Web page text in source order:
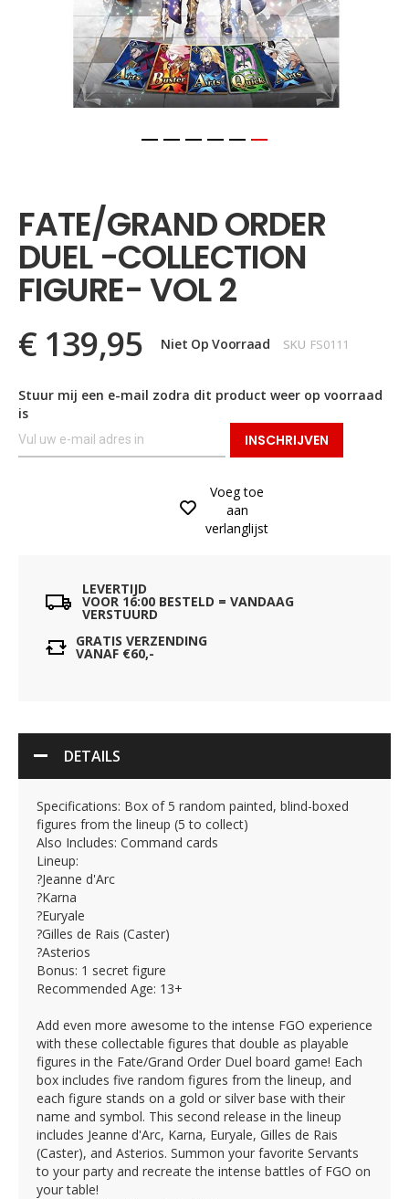
begin
van
de
afbeeldingen-
gallerij
FATE/GRAND ORDER
DUEL -COLLECTION
FIGURE- VOL 2
€ 139,95 Niet Op Voorraad SKU FS0111
Stuur mij een e-mail zodra dit product weer op voorraad
is
INSCHRIJVEN
Voeg toe
aan
verlanglijst
LEVERTIJD
VOOR 16:00 BESTELD = VANDAAG
VERSTUURD
GRATIS VERZENDING
VANAF €60,-
DETAILS
Specifications: Box of 5 random painted, blind-boxed
figures from the lineup (5 to collect)
Also Includes: Command cards
Lineup:
?Jeanne d'Arc
?Karna
?Euryale
?Gilles de Rais (Caster)
?Asterios
Bonus: 1 secret figure
Recommended Age: 13+
Add even more awesome to the intense FGO experience
with these collectable figures that double as playable
figures in the Fate/Grand Order Duel board game! Each
box includes five random figures from the lineup, and
each figure stands on a gold or silver base with their
name and symbol. This second release in the lineup
includes Jeanne d'Arc, Karna, Euryale, Gilles de Rais
(Caster), and Asterios. Summon your favorite Servants
to your party and recreate the intense battles of FGO on
your table!